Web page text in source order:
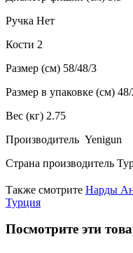
Ручка Нет
Кости 2
Размер (см) 58/48/3
Размер в упаковке (см)
Вес (кг) 2.75
Производитель Yenigun
Страна производитель
Также смотрите Нарды
Турция
Посмотрите эти